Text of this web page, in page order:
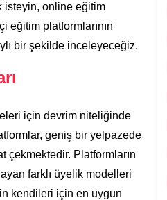
isteyin, online eğitim
eğitim platformlarının
bir şekilde inceleyeceğiz.
için devrim niteliğinde
geniş bir yelpazede
çekmektedir. Platformların
farklı üyelik modelleri
kendileri için en uygun